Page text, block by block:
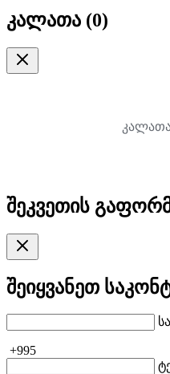
კალათა (0)
შეკვეთის
შეიყვანეთ
+995